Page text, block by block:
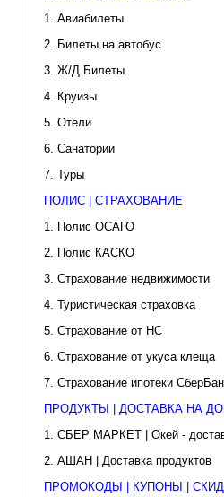
1. Авиабилеты
2. Билеты на автобус
3. Ж/Д Билеты
4. Круизы
5. Отели
6. Санатории
7. Туры
ПОЛИС | СТРАХОВАНИЕ
1. Полис ОСАГО
2. Полис КАСКО
3. Страхование недвижимости
4. Туристическая страховка
5. Страхование от НС
6. Страхование от укуса клеща
7. Страхование ипотеки
ПРОДУКТЫ | ДОСТАВКА НА
1. СБЕР МАРКЕТ | Окей -
2. АШАН | Доставка продуктов
ПРОМОКОДЫ | КУПОНЫ |